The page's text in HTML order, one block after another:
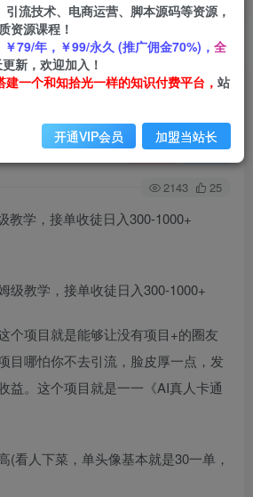
费 正文
级教学，接单收徒日入300-
关注 私信
2143 25
教学，接单收徒日入300-1000+
个项目就是能够让没有项目+的圈友
目哪怕你不去引流，脸皮厚一点，发
益。这个项目就是一一《AI真人卡通
(看人下菜，单头像基本就是30一单，
流技术、电商运营、脚本源码等资源，
资源课程！
￥79/年，￥99/永久 (推广佣金70%)， 全
新，欢迎加入！
一个和知拾光一样的知识付费平台， 站
开通VIP会员 加盟当站长